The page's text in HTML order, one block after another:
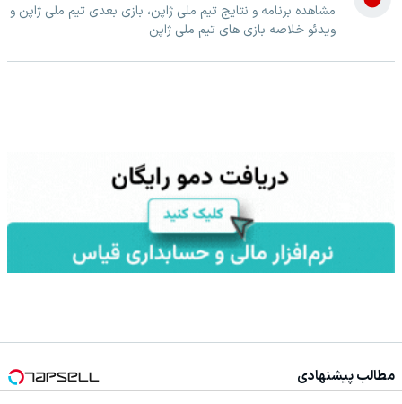
مشاهده برنامه و نتایج تیم ملی ژاپن، بازی بعدی تیم ملی ژاپن و
ویدئو خلاصه بازی های تیم ملی ژاپن
مطالب پیشنهادی